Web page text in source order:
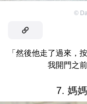
©
「然後他走了過來，
我開門之
7. 媽